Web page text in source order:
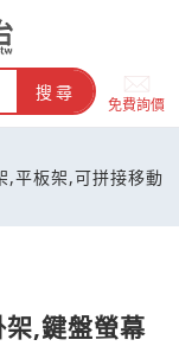
搜尋
免費詢價
,平板架,可拼接移動
,鍵盤螢幕